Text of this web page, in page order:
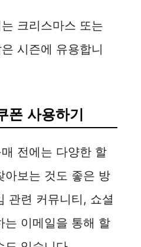
e크리스마스 또는
시즌에 유용합니
폰 사용하기
전에는 다양한 할
아보는 것도 좋은 방
관련 커뮤니티, 쇼셜
는 이메일을 통해 할